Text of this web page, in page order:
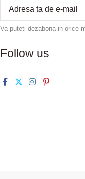
Va puteti dezabona in orice
Follow us